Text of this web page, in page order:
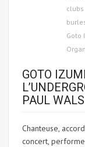
clubs
Goto
GOTO
PAUL
Chanteuse,
concert,